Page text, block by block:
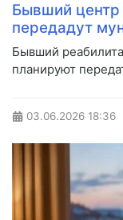
Бывший центр
передадут
Бывший
планируют
03.06.2026 18:36